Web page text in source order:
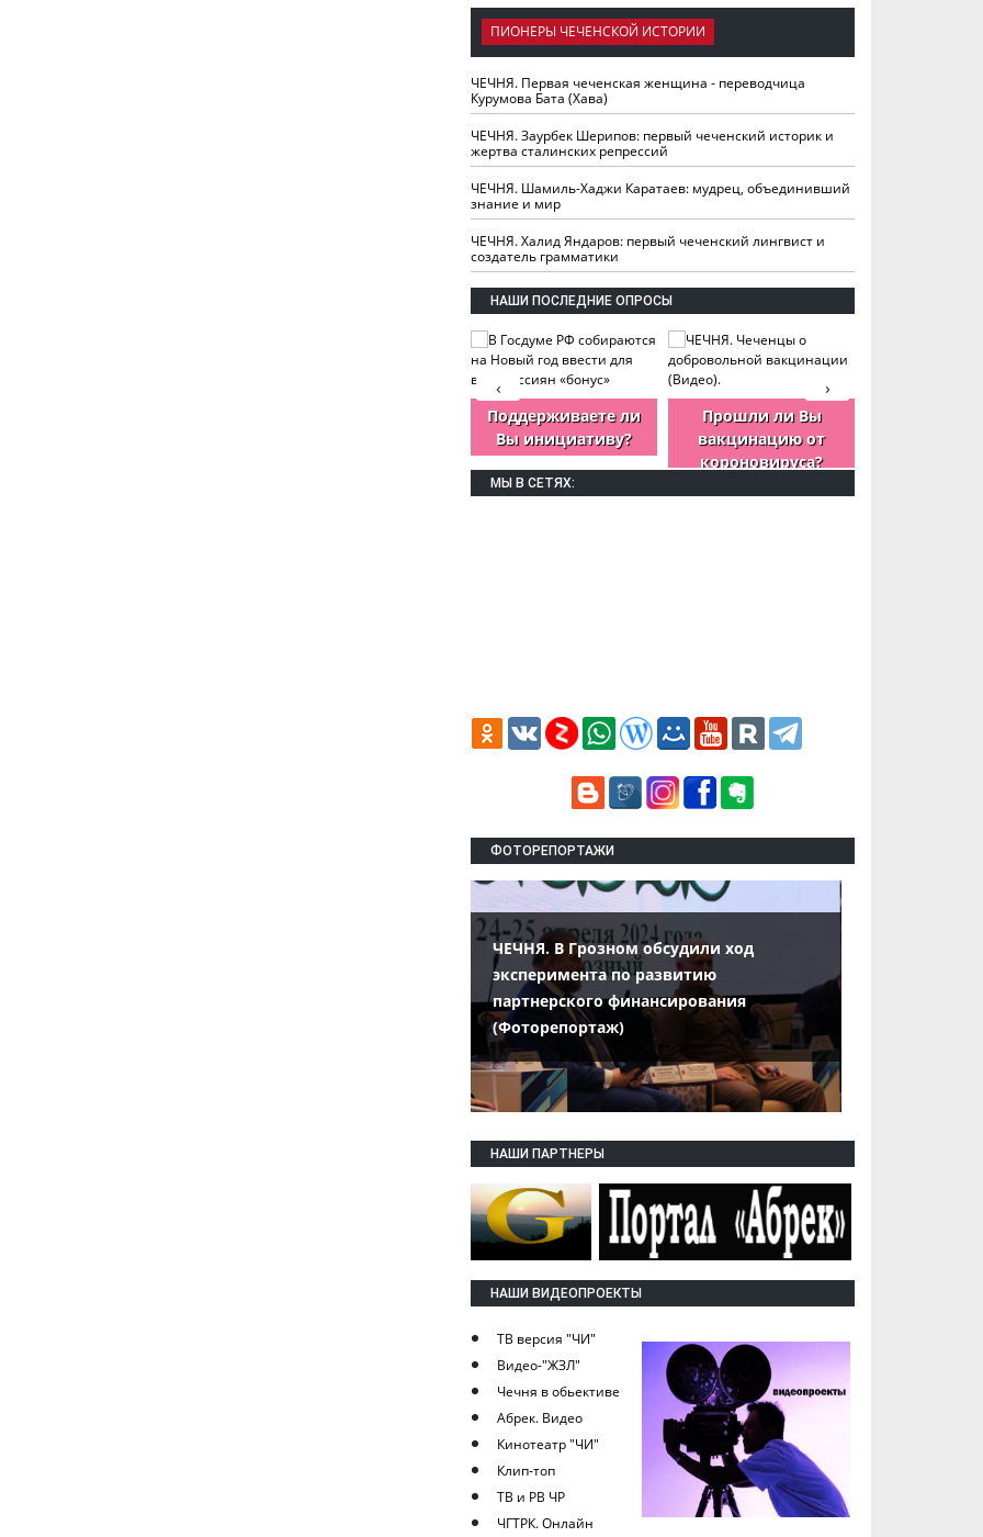
ПИОНЕРЫ ЧЕЧЕНСКОЙ ИСТОРИИ
ЧЕЧНЯ. Первая чеченская женщина - переводчица
Курумова Бата (Хава)
ЧЕЧНЯ. Заурбек Шерипов: первый чеченский историк и
жертва сталинских репрессий
ЧЕЧНЯ. Шамиль-Хаджи Каратаев: мудрец, объединивший
знание и мир
ЧЕЧНЯ. Халид Яндаров: первый чеченский лингвист и
создатель грамматики
НАШИ ПОСЛЕДНИЕ ОПРОСЫ
Поддерживаете ли
Вы инициативу?
Прошли ли Вы
вакцинацию от
короновируса?
›
‹
МЫ В СЕТЯХ:
ФОТОРЕПОРТАЖИ
ЧЕЧНЯ. В Грозном обсудили ход
эксперимента по развитию
партнерского финансирования
(Фоторепортаж)
НАШИ ПАРТНЕРЫ
НАШИ ВИДЕОПРОЕКТЫ
ТВ версия "ЧИ"
Видео-"ЖЗЛ"
Чечня в обьективе
Абрек. Видео
Кинотеатр "ЧИ"
Клип-топ
ТВ и РВ ЧР
ЧГТРК. Онлайн